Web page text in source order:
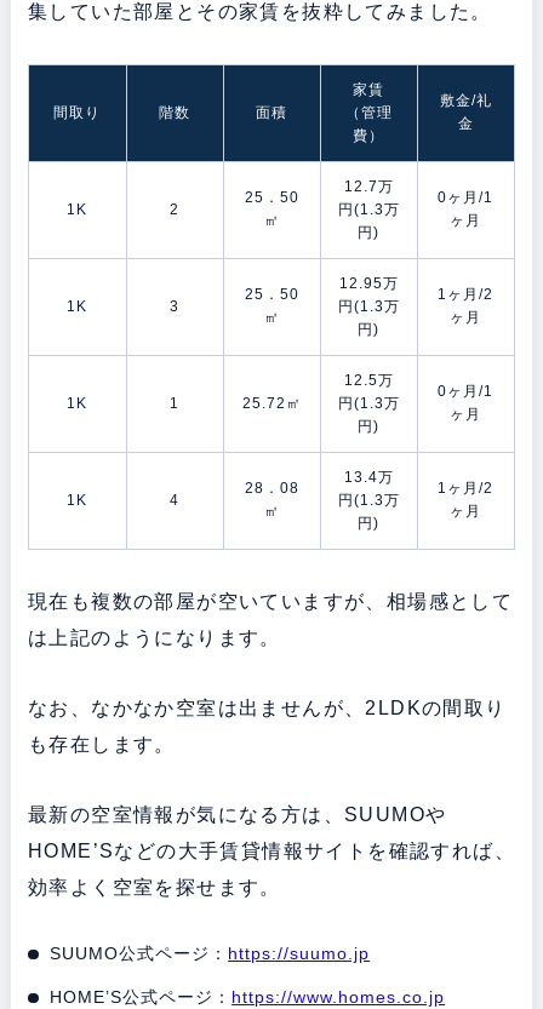
集していた部屋とその家賃を抜粋してみました。
間取り 階数 面積
家賃
（管理
費）
敷金/礼
金
1K 2
25．50
㎡
12.7万
円(1.3万
円)
0ヶ月/1
ヶ月
1K 3
25．50
㎡
12.95万
円(1.3万
円)
1ヶ月/2
ヶ月
1K 1 25.72㎡
12.5万
円(1.3万
円)
0ヶ月/1
ヶ月
1K 4
28．08
㎡
13.4万
円(1.3万
円)
1ヶ月/2
ヶ月
現在も複数の部屋が空いていますが、相場感として
は上記のようになります。
なお、なかなか空室は出ませんが、2LDKの間取り
も存在します。
最新の空室情報が気になる方は、SUUMOや
HOME’Sなどの大手賃貸情報サイトを確認すれば、
効率よく空室を探せます。
SUUMO公式ページ： https://suumo.jp
HOME’S公式ページ： https://www.homes.co.jp